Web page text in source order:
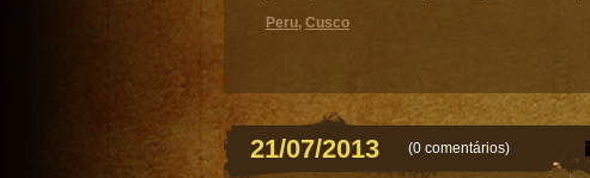
Peru, Cusco
21/07/2013 (0 comentários)